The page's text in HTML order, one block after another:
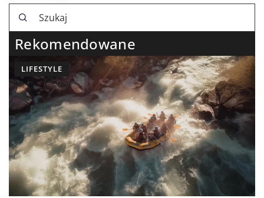
Rekomendowane
LIFESTYLE